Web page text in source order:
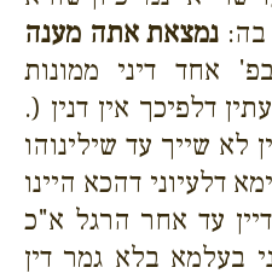
בה: נמצאת אתה מענה
אחד דיני ממונות
דלפיכך אין דנין (.
לא שייך עד שילינוהו
דלעיוני דהכא היינו
עד אחר הרגל א"כ
בעלמא בלא גמר דין